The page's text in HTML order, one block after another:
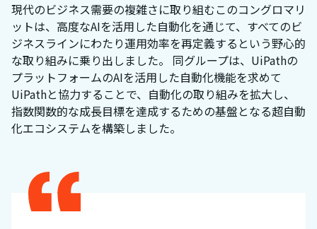
現代のビジネス需要の複雑さに取り組むこのコングロマリ
ットは、高度なAIを活用した自動化を通じて、すべてのビ
ジネスラインにわたり運用効率を再定義するという野心的
な取り組みに乗り出しました。 同グループは、UiPathの
プラットフォームのAIを活用した自動化機能を求めて
UiPathと協力することで、自動化の取り組みを拡大し、
指数関数的な成長目標を達成するための基盤となる超自動
化エコシステムを構築しました。